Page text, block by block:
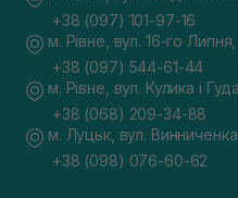
+38 (097) 101-97-16
м. Рівне, вул. 16-го Липня,
+38 (097) 544-61-44
м. Рівне, вул. Кулика і
+38 (068) 209-34-88
м. Луцьк, вул.
+38 (098) 076-60-62